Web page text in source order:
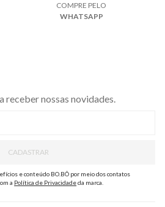
COMPRE PELO
WHATSAPP
receber nossas novidades.
CADASTRAR
e conteúdo BO.BÔ por meio dos contatos
a Política de Privacidadeda marca.